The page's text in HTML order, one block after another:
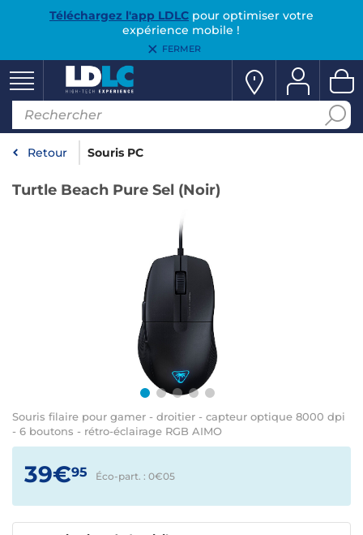
Téléchargez l'app LDLCpour optimiser votre
expérience mobile !
FERMER
Retour Souris PC
Turtle Beach Pure Sel (Noir)
Souris filaire pour gamer - droitier - capteur optique 8000 dpi
- 6 boutons - rétro-éclairage RGB AIMO
39€95 Éco-part. : 0€05